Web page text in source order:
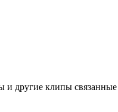
другие клипы связанные